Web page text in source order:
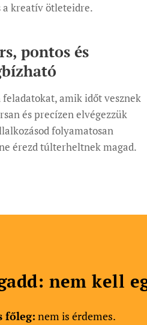
a kreatív ötleteidre.
pontos és
amik időt vesznek
és precízen elvégezzük
folyamatosan
érezd túlterheltnek magad.
nem kell
főleg: nem is érdemes.